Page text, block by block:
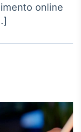
para
online